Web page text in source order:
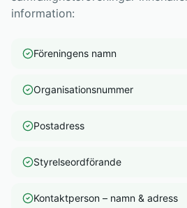
information:
Föreningens namn
Organisationsnummer
Postadress
Styrelseordförande
Kontaktperson – namn & adress